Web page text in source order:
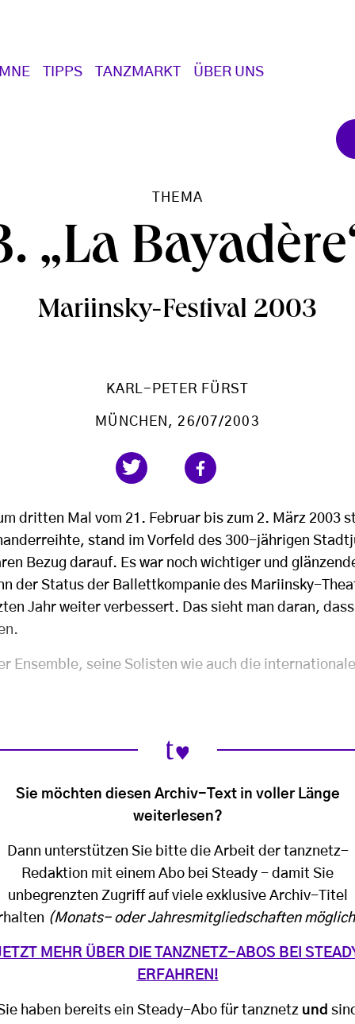
TIPPS TANZMARKT ÜBER UNS
THEMA
„La
Mariinsky-Festival 2003
KARL-PETER FÜRST
MÜNCHEN , 26/07/2003
dritten Mal vom 21. Februar bis zum 2. März 2003
stand im Vorfeld des 300-jährigen
Bezug darauf. Es war noch wichtiger und
der Status der Ballettkompanie des Mariinsky-
Jahr weiter verbessert. Das sieht man daran,
Ensemble, seine Solisten wie auch die
Sie möchten diesen Archiv-Text in voller Länge
weiterlesen?
Dann unterstützen Sie bitte die Arbeit der tanznetz-
Redaktion mit einem Abo bei Steady - damit Sie
unbegrenzten Zugriff auf viele exklusive Archiv-Titel
(Monats- oder Jahresmitgliedschaften
MEHR ÜBER DIE TANZNETZ-ABOS BEI
ERFAHREN!
haben bereits ein Steady-Abo für tanznetz und